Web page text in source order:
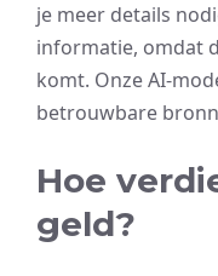
je meer details
informatie, omdat
komt. Onze AI-
betrouwbare
Hoe
geld?